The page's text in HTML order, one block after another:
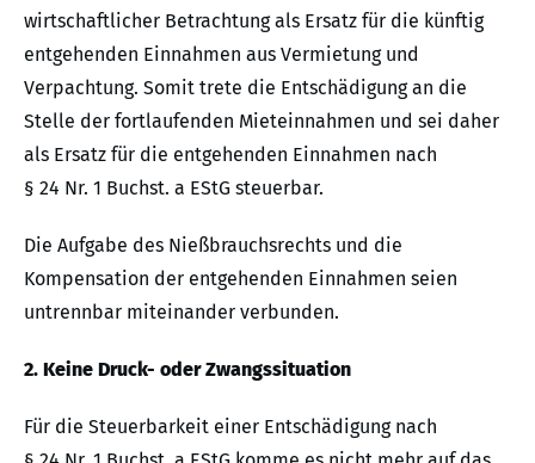
wirtschaftlicher Betrachtung als Ersatz für die künftig
entgehenden Einnahmen aus Vermietung und
Verpachtung. Somit trete die Entschädigung an die
Stelle der fortlaufenden Mieteinnahmen und sei daher
als Ersatz für die entgehenden Einnahmen nach
§ 24 Nr. 1 Buchst. a EStG steuerbar.
Die Aufgabe des Nießbrauchsrechts und die
Kompensation der entgehenden Einnahmen seien
untrennbar miteinander verbunden.
2. Keine Druck- oder Zwangssituation
Für die Steuerbarkeit einer Entschädigung nach